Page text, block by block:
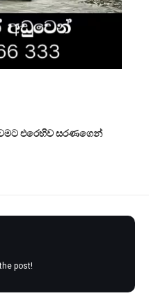
එරෙහිව සරණගෙන්
post!